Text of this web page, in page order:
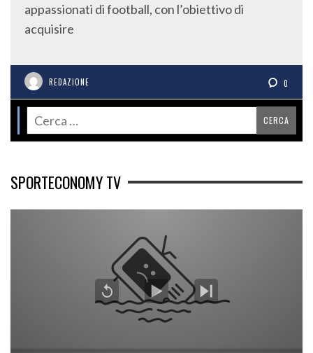
appassionati di football, con l’obiettivo di
acquisire
REDAZIONE 0
SPORTECONOMY TV